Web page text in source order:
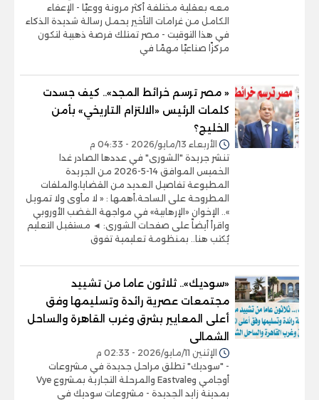
معه بعقلية مختلفة أكثر مرونة ووعيًا - الإعفاء
الكامل من غرامات التأخير يحمل رسالة شديدة الذكاء
في هذا التوقيت - مصر تمتلك فرصة ذهبية لتكون
مركزًا صناعيًا مهمًا في
« مصر ترسم خرائط المجد».. كيف جسدت
كلمات الرئيس «الالتزام التاريخي» بأمن
الخليج؟
الأربعاء 13/مايو/2026 - 04:33 م
تنشر جريدة "الشورى" في عددها الصادر غدا
الخميس الموافق 14-5-2026 من الجريدة
المطبوعة تفاصيل العديد من القضايا،والملفات
المطروحة على الساحة،أهمها : « لا مأوى ولا تمويل
».. الإخوان «الإرهابية» في مواجهة الغضب الأوروبي
واقرأ أيضاً على صفحات الشورى: ◄ مستقبل التعليم
يُكتب هنا.. بمنظومة تعليمية تفوق
«سوديك».. ثلاثون عاما من تشييد
مجتمعات عصرية رائدة وتسليمها وفق
أعلى المعايير بشرق وغرب القاهرة والساحل
الشمالى
الإثنين 11/مايو/2026 - 02:33 م
- "سوديك" تطلق مراحل جديدة في مشروعات
أوجامي وEastvale والمرحلة التجارية بمشروع Vye
بمدينة زايد الجديدة - مشروعات سوديك في